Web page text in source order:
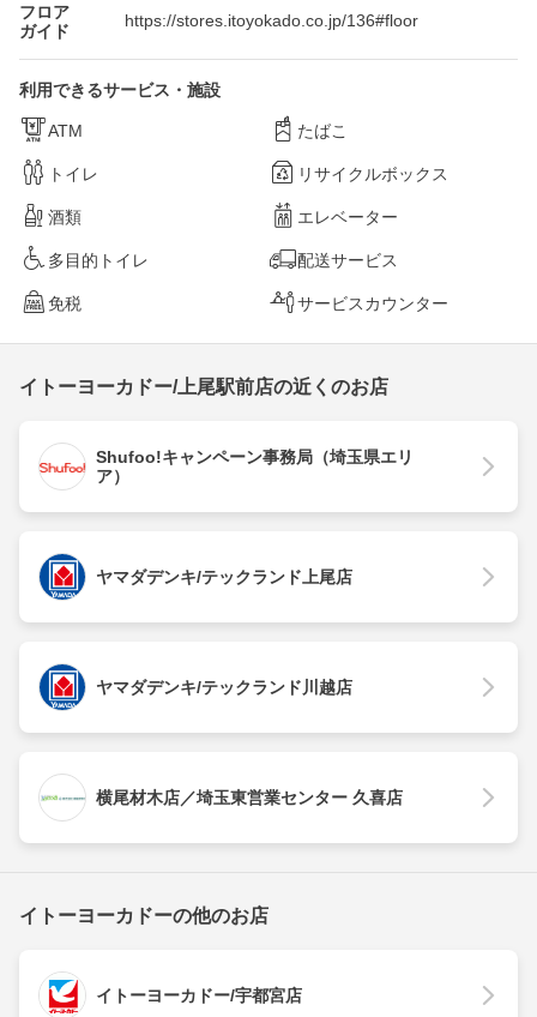
フロア
ガイド
https://stores.itoyokado.co.jp/136#floor
利用できるサービス・施設
ATM たばこ
トイレ リサイクルボックス
酒類 エレベーター
多目的トイレ 配送サービス
免税 サービスカウンター
イトーヨーカドー/上尾駅前店の近くのお店
Shufoo!キャンペーン事務局（埼玉県エリ
ア）
ヤマダデンキ/テックランド上尾店
ヤマダデンキ/テックランド川越店
横尾材木店／埼玉東営業センター 久喜店
イトーヨーカドーの他のお店
イトーヨーカドー/宇都宮店